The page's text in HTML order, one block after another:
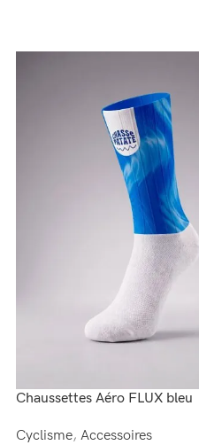
Chaussettes Aéro FLUX bleu
Cyclisme, Accessoires